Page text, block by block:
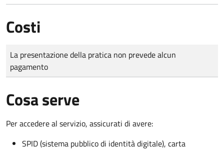
Costi
Tipo di pagamento
Importo
La presentazione della pratica non prevede alcun
pagamento
Cosa serve
Per accedere al servizio, assicurati di avere:
SPID (sistema pubblico di identità digitale), carta